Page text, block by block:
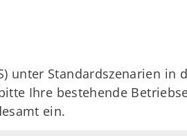
unter Standardszenarien in
Ihre bestehende
ein.